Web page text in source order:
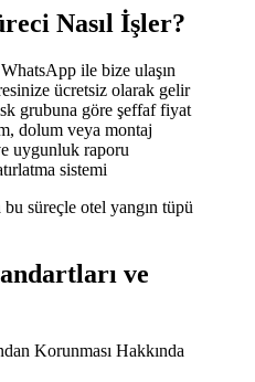
Nasıl İşler?
ile bize ulaşın
ücretsiz olarak gelir
grubuna göre şeffaf fiyat
dolum veya montaj
uygunluk raporu
sistemi
süreçle otel yangın tüpü
ve
Korunması Hakkında